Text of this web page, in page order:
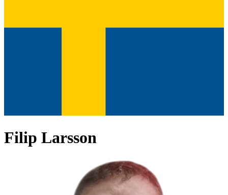
Filip Larsson